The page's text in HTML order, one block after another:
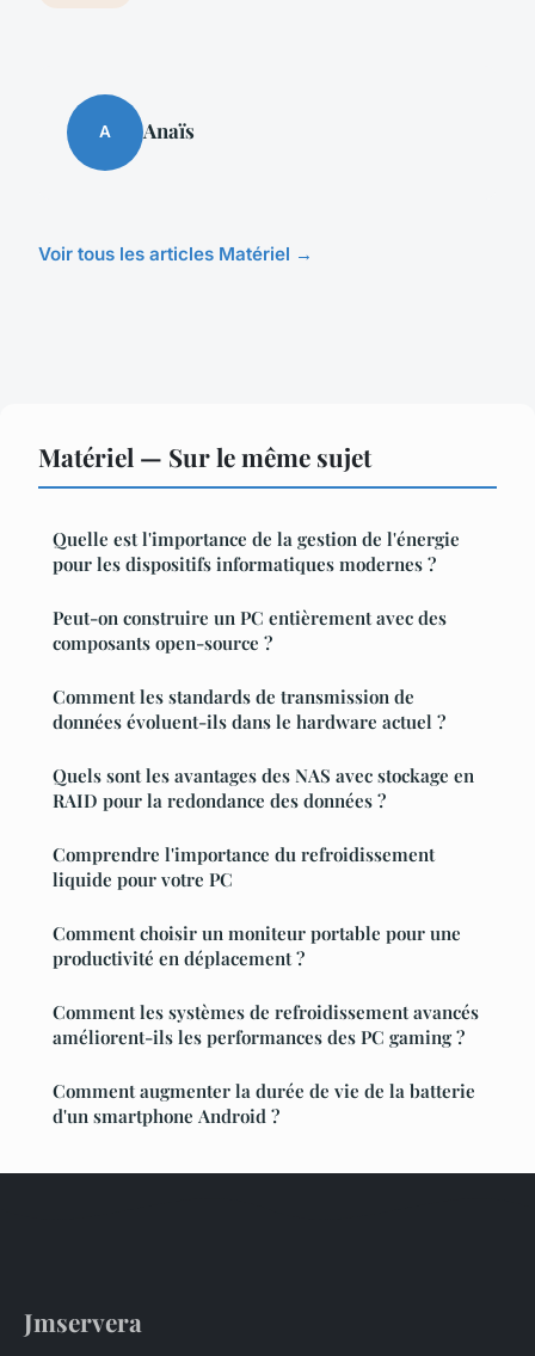
A Anaïs
Voir tous les articles Matériel →
Matériel — Sur le même sujet
Quelle est l'importance de la gestion de l'énergie
pour les dispositifs informatiques modernes ?
Peut-on construire un PC entièrement avec des
composants open-source ?
Comment les standards de transmission de
données évoluent-ils dans le hardware actuel ?
Quels sont les avantages des NAS avec stockage en
RAID pour la redondance des données ?
Comprendre l'importance du refroidissement
liquide pour votre PC
Comment choisir un moniteur portable pour une
productivité en déplacement ?
Comment les systèmes de refroidissement avancés
améliorent-ils les performances des PC gaming ?
Comment augmenter la durée de vie de la batterie
d'un smartphone Android ?
Jmservera